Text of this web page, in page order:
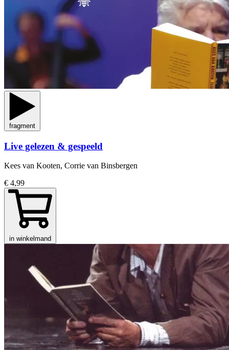
fragment
Live gelezen & gespeeld
Kees van Kooten, Corrie van Binsbergen
€ 4,99
in winkelmand